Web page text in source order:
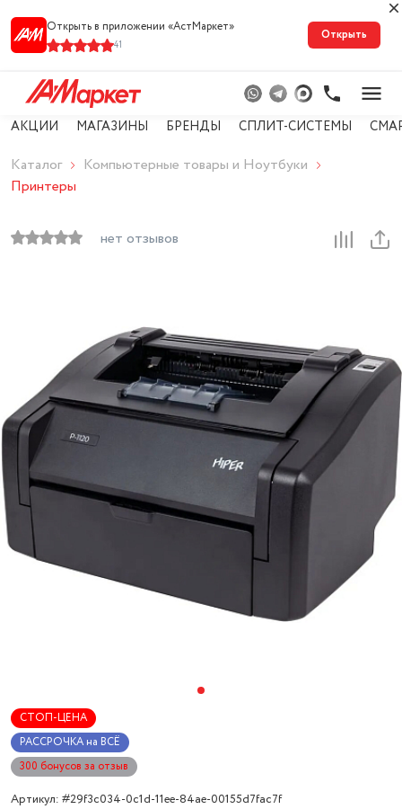
Открыть в приложении «АстМарке‪т‬»
41
Открыть
АКЦИИ МАГАЗИНЫ БРЕНДЫ СПЛИТ-СИСТЕМЫ
Каталог
Компьютерные товары и Ноутбуки
Принтеры
нет отзывов
СТОП-ЦЕНА
РАССРОЧКА на ВСЁ
300 бонусов за отзыв
Артикул: #29f3c034-0c1d-11ee-84ae-00155d7fac7f